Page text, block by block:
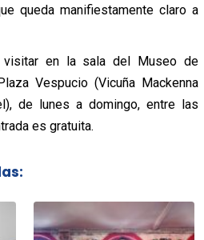
queda manifiestamente claro a
visitar en la sala del Museo de
Vespucio (Vicuña Mackenna
de lunes a domingo, entre las
es gratuita.